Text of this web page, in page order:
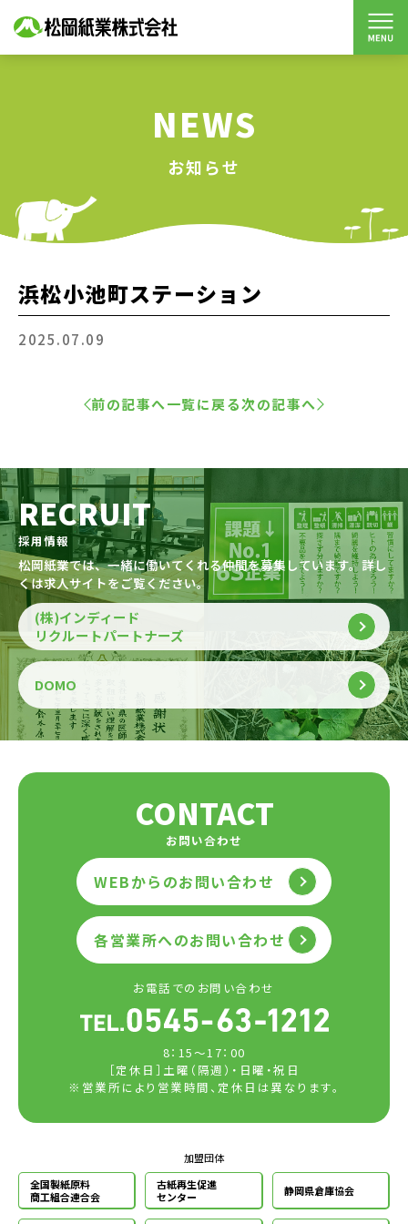
NEWS
お知らせ
浜松小池町ステーション
2025.07.09
前の記事へ一覧に戻る次の記事へ
RECRUIT
採用情報
松岡紙業では、一緒に働いてくれる仲間を募集しています。詳し
くは求人サイトをご覧ください。
(株)インディード
リクルートパートナーズ
DOMO
CONTACT
お問い合わせ
WEBからのお問い合わせ
各営業所へのお問い合わせ
お電話でのお問い合わせ
8：15～17：00
［定休日］土曜（隔週）・日曜・祝日
※営業所により営業時間、定休日は異なります。
加盟団体
全国製紙原料
商工組合連合会
古紙再生促進
センター
静岡県倉庫協会